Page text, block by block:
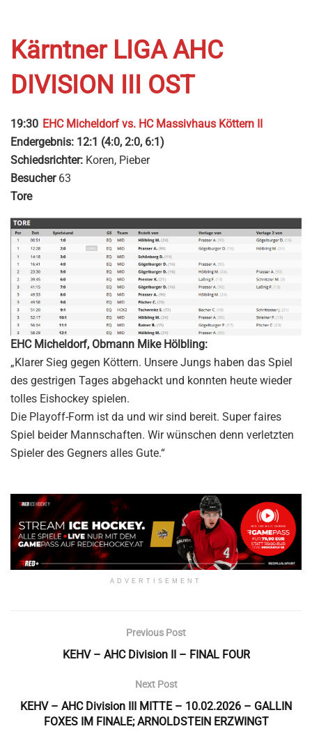
Kärntner LIGA AHC
DIVISION III OST
19:30 EHC Micheldorf vs. HC Massivhaus Köttern II
Endergebnis: 12:1 (4:0, 2:0, 6:1)
Schiedsrichter: Koren, Pieber
Besucher63
Tore
EHC Micheldorf, Obmann Mike Hölbling:
„Klarer Sieg gegen Köttern. Unsere Jungs haben das Spiel
des gestrigen Tages abgehackt und konnten heute wieder
tolles Eishockey spielen.
Die Playoff-Form ist da und wir sind bereit. Super faires
Spiel beider Mannschaften. Wir wünschen denn verletzten
Spieler des Gegners alles Gute.“
ADVERTISEMENT
Previous Post
KEHV – AHC Division II – FINAL FOUR
Next Post
KEHV – AHC Division III MITTE – 10.02.2026 – GALLIN
FOXES IM FINALE; ARNOLDSTEIN ERZWINGT